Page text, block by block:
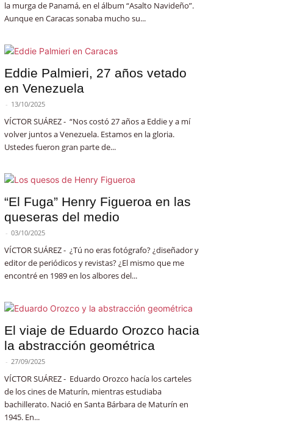
la murga de Panamá, en el álbum “Asalto Navideño”.
Aunque en Caracas sonaba mucho su...
Eddie Palmieri, 27 años vetado
en Venezuela
- 13/10/2025
VÍCTOR SUÁREZ - “Nos costó 27 años a Eddie y a mí
volver juntos a Venezuela. Estamos en la gloria.
Ustedes fueron gran parte de...
“El Fuga” Henry Figueroa en las
queseras del medio
- 03/10/2025
VÍCTOR SUÁREZ - ¿Tú no eras fotógrafo? ¿diseñador y
editor de periódicos y revistas? ¿El mismo que me
encontré en 1989 en los albores del...
El viaje de Eduardo Orozco hacia
la abstracción geométrica
- 27/09/2025
VÍCTOR SUÁREZ - Eduardo Orozco hacía los carteles
de los cines de Maturín, mientras estudiaba
bachillerato. Nació en Santa Bárbara de Maturín en
1945. En...